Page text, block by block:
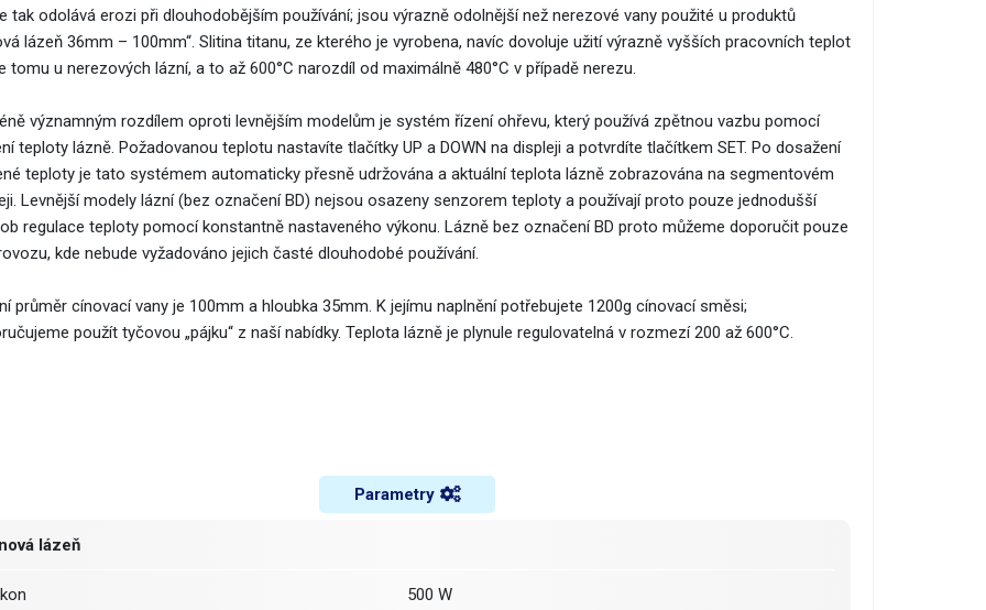
tak odolává erozi při dlouhodobějším používání; jsou výrazně odolnější než nerezové vany použité u produktů
lázeň 36mm – 100mm“. Slitina titanu, ze kterého je vyrobena, navíc dovoluje užití výrazně vyšších pracovních teplot
tomu u nerezových lázní, a to až 600°C narozdíl od maximálně 480°C v případě nerezu.
významným rozdílem oproti levnějším modelům je systém řízení ohřevu, který používá zpětnou vazbu pomocí
teploty lázně. Požadovanou teplotu nastavíte tlačítky UP a DOWN na displeji a potvrdíte tlačítkem SET. Po dosažení
teploty je tato systémem automaticky přesně udržována a aktuální teplota lázně zobrazována na segmentovém
Levnější modely lázní (bez označení BD) nejsou osazeny senzorem teploty a používají proto pouze jednodušší
regulace teploty pomocí konstantně nastaveného výkonu. Lázně bez označení BD proto můžeme doporučit pouze
kde nebude vyžadováno jejich časté dlouhodobé používání.
průměr cínovací vany je 100mm a hloubka 35mm. K jejímu naplnění potřebujete 1200g cínovací směsi;
použít tyčovou „pájku“ z naší nabídky. Teplota lázně je plynule regulovatelná v rozmezí 200 až 600°C.
Parametry
lázeň
500 W